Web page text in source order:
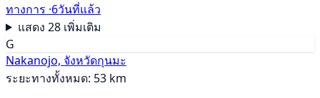
ทางการ ·6วันที่แล้ว
แสดง 28 เพิ่มเติม
G
Nakanojo, จังหวัดกุนมะ
ระยะทางทั้งหมด: 53 km